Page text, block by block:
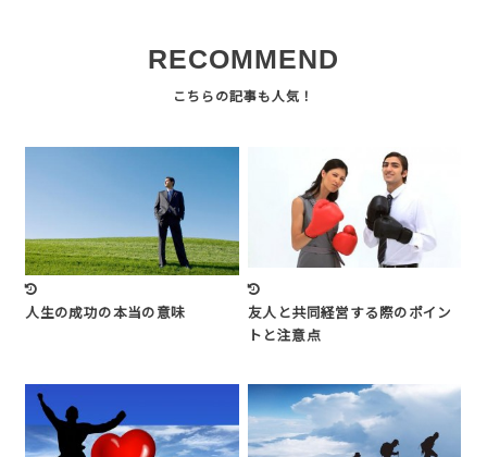
RECOMMEND
人生の成功の本当の意味
友人と共同経営する際のポイン
トと注意点